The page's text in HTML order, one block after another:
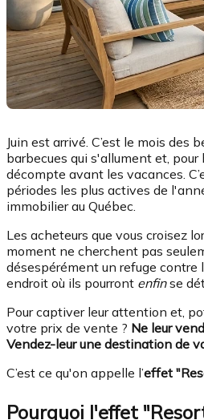
Juin est arrivé. C’est le mois des
barbecues qui s'allument et, pour
décompte avant les vacances.
périodes les plus actives de
immobilier au Québec.
Les acheteurs que vous croisez
moment ne cherchent pas
désespérément un refuge contre
endroit où ils pourront enfinse
Pour captiver leur attention et,
votre prix de vente ? Ne leur
Vendez-leur une destination de
C’est ce qu'on appelle l’effet
Pourquoi l'effet